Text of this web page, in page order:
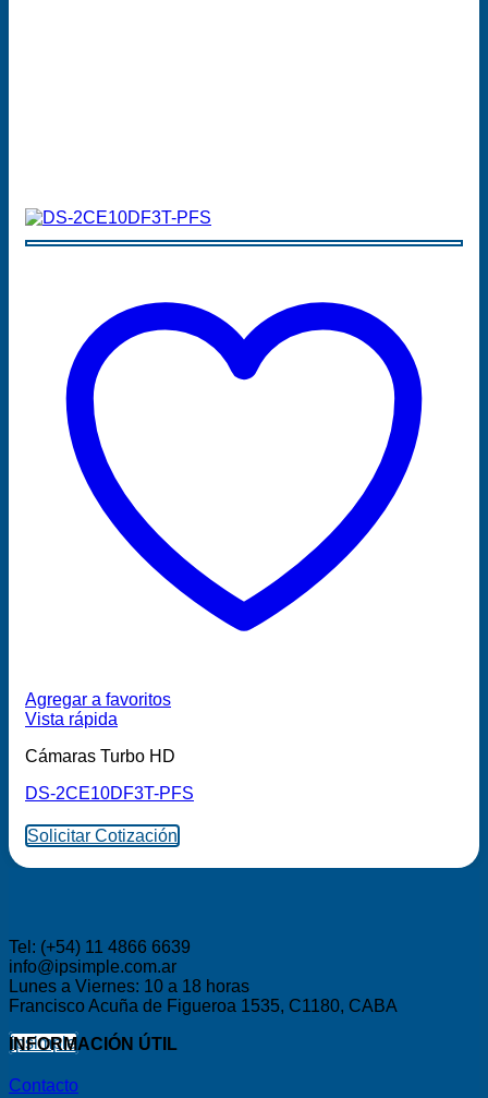
Agregar a favoritos
Vista rápida
Cámaras Turbo HD
DS-2CE10DF3T-PFS
Solicitar Cotización
Tel: (+54) 11 4866 6639
info@ipsimple.com.ar
Lunes a Viernes: 10 a 18 horas
Francisco Acuña de Figueroa 1535, C1180, CABA
ipsimple
INFORMACIÓN ÚTIL
Contacto